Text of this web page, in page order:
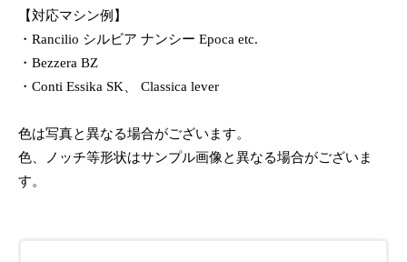
【対応マシン例】
・Rancilio シルビア ナンシー Epoca etc.
・Bezzera BZ
・Conti Essika SK、 Classica lever
色は写真と異なる場合がございます。
色、ノッチ等形状はサンプル画像と異なる場合がございま
す。